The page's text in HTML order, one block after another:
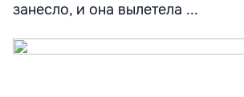
занесло, и она вылетела ...